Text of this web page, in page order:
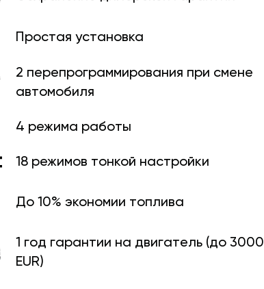
Простая установка
2 перепрограммирования при смене
автомобиля
4 режима работы
18 режимов тонкой настройки
До 10% экономии топлива
1 год гарантии на двигатель (до 3000
EUR)